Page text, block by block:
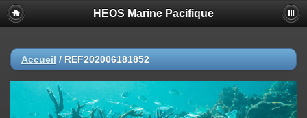
HEOS Marine Pacifique
Accueil / REF202006181852